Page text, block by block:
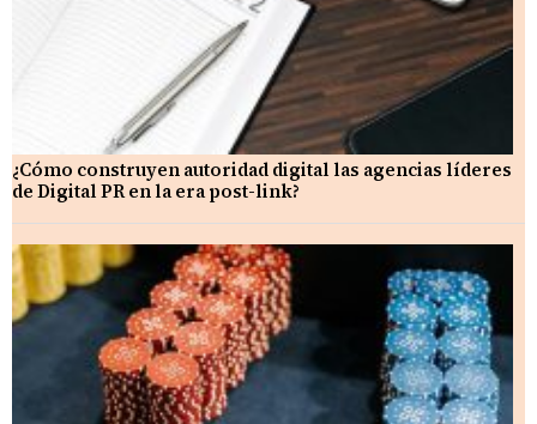
¿Cómo construyen autoridad digital las agencias líderes
de Digital PR en la era post-link?